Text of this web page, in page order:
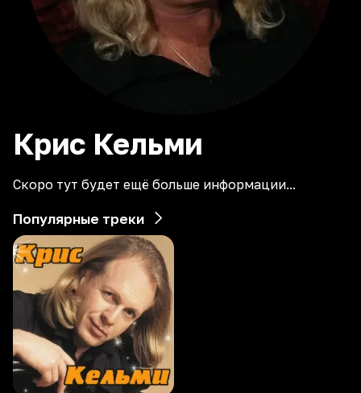
Крис Кельми
Скоро тут будет ещё больше информации...
Популярные треки